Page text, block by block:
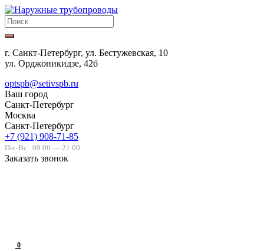
г. Санкт-Петербург, ул. Бестужевская, 10
ул. Орджоникидзе, 42б
optspb@setivspb.ru
Ваш город
Санкт-Петербург
Москва
Санкт-Петербург
+7 (921) 908-71-85
Пн.-Вс. 09.00 — 21.00
Заказать звонок
0